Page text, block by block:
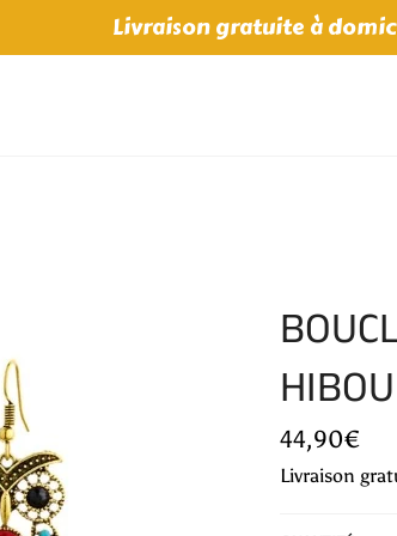
Livraison gratuite à
Prix
régulier
44,90€
Livraison